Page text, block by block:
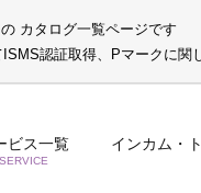
カタログ一覧ページです
認証取得、Pマークに関
ビス一覧
SERVICE
インカム・